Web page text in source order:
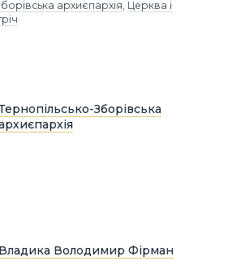
архиєпархія Церква і
Зборівська
Владика Володимир Фірман